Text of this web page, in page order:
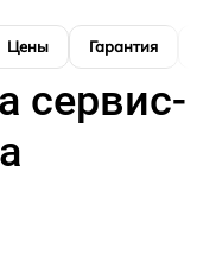
Цены Гарантия
сервис-